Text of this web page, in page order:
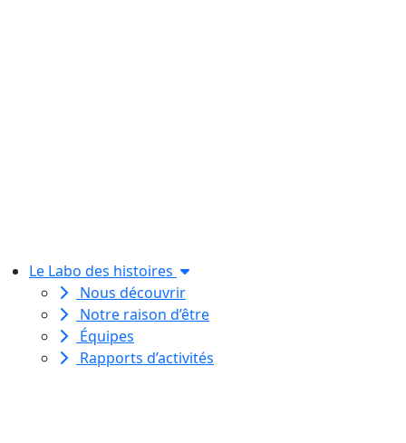
Le Labo des histoires
Nous découvrir
Notre raison d’être
Équipes
Rapports d’activités